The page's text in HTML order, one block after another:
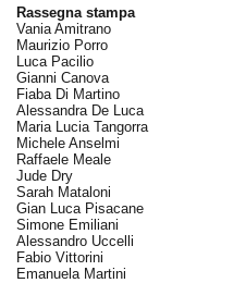
Rassegna stampa
Vania Amitrano
Maurizio Porro
Luca Pacilio
Gianni Canova
Fiaba Di Martino
Alessandra De Luca
Maria Lucia Tangorra
Michele Anselmi
Raffaele Meale
Jude Dry
Sarah Mataloni
Gian Luca Pisacane
Simone Emiliani
Alessandro Uccelli
Fabio Vittorini
Emanuela Martini